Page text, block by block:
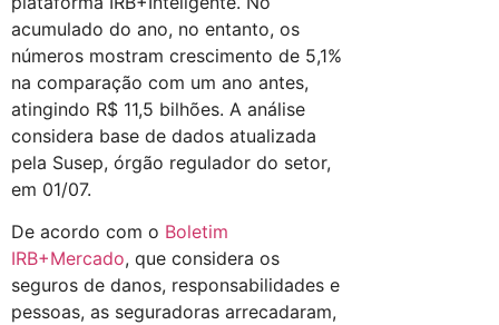
acumulado do ano, no entanto, os
números mostram crescimento de 5,1%
na comparação com um ano antes,
atingindo R$ 11,5 bilhões. A análise
considera base de dados atualizada
pela Susep, órgão regulador do setor,
em 01/07.
De acordo com o Boletim
IRB+Mercado, que considera os
seguros de danos, responsabilidades e
pessoas, as seguradoras arrecadaram,